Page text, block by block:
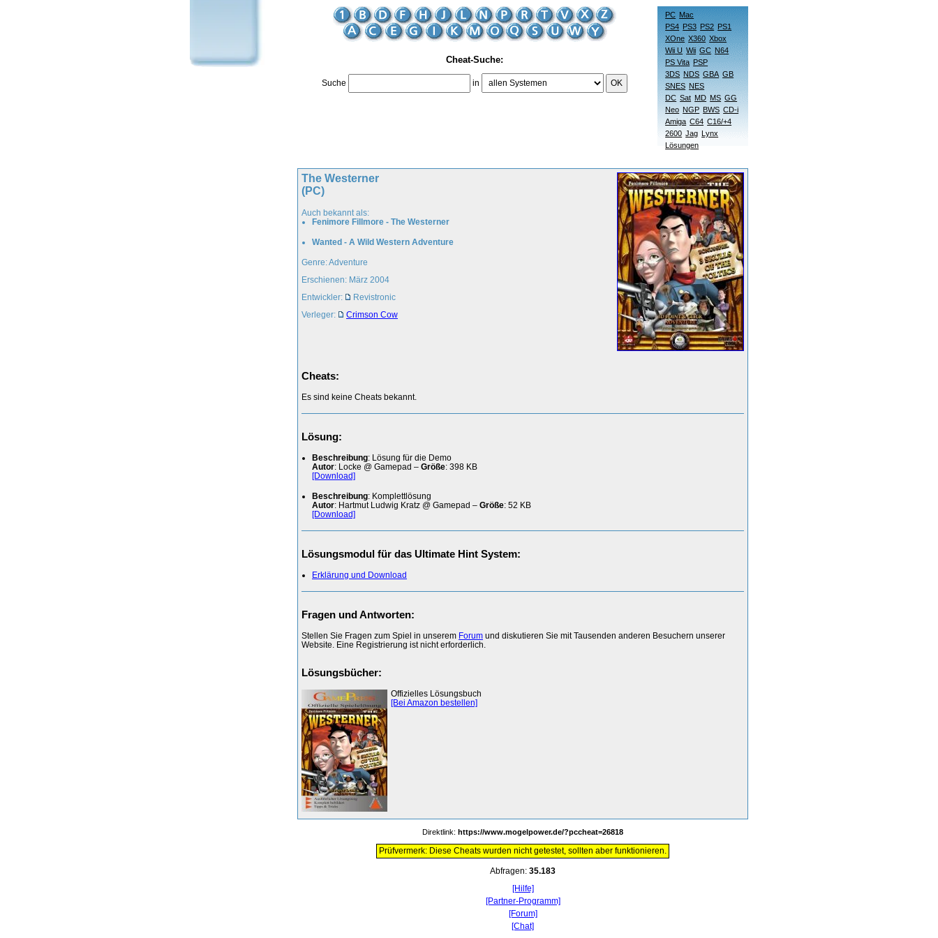
Cheat-Suche:
Suche in OK
PC Mac
PS4 PS3 PS2 PS1
XOne X360 Xbox
Wii U Wii GC N64
PS Vita PSP
3DS NDS GBA GB
SNES NES
DC Sat MD MS GG
Neo NGP BWS CD-i
Amiga C64 C16/+4
2600 Jag Lynx
Lösungen
The Westerner
(PC)
Auch bekannt als:
Fenimore Fillmore - The Westerner
Wanted - A Wild Western Adventure
Genre: Adventure
Erschienen: März 2004
Entwickler:
Revistronic
Verleger:
Crimson Cow
Cheats:
Es sind keine Cheats bekannt.
Lösung:
Beschreibung: Lösung für die Demo
Autor: Locke @ Gamepad – Größe: 398 KB
[Download]
Beschreibung: Komplettlösung
Autor: Hartmut Ludwig Kratz @ Gamepad – Größe: 52 KB
[Download]
Lösungsmodul für das Ultimate Hint System:
Erklärung und Download
Fragen und Antworten:
Stellen Sie Fragen zum Spiel in unserem Forum und diskutieren Sie mit Tausenden anderen Besuchern unserer
Website. Eine Registrierung ist nicht erforderlich.
Lösungsbücher:
Offizielles Lösungsbuch
[Bei Amazon bestellen]
Direktlink: https://www.mogelpower.de/?pccheat=26818
Prüfvermerk: Diese Cheats wurden nicht getestet, sollten aber funktionieren.
Abfragen: 35.183
[Hilfe]
[Partner-Programm]
[Forum]
[Chat]